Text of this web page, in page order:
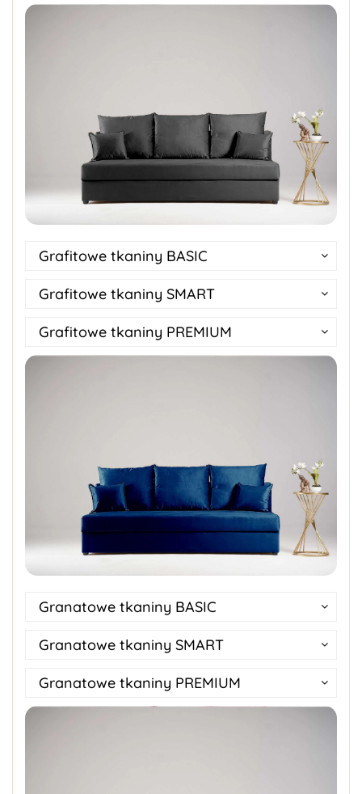
Grafitowe tkaniny BASIC
Grafitowe tkaniny SMART
Grafitowe tkaniny PREMIUM
Granatowe tkaniny BASIC
Granatowe tkaniny SMART
Granatowe tkaniny PREMIUM